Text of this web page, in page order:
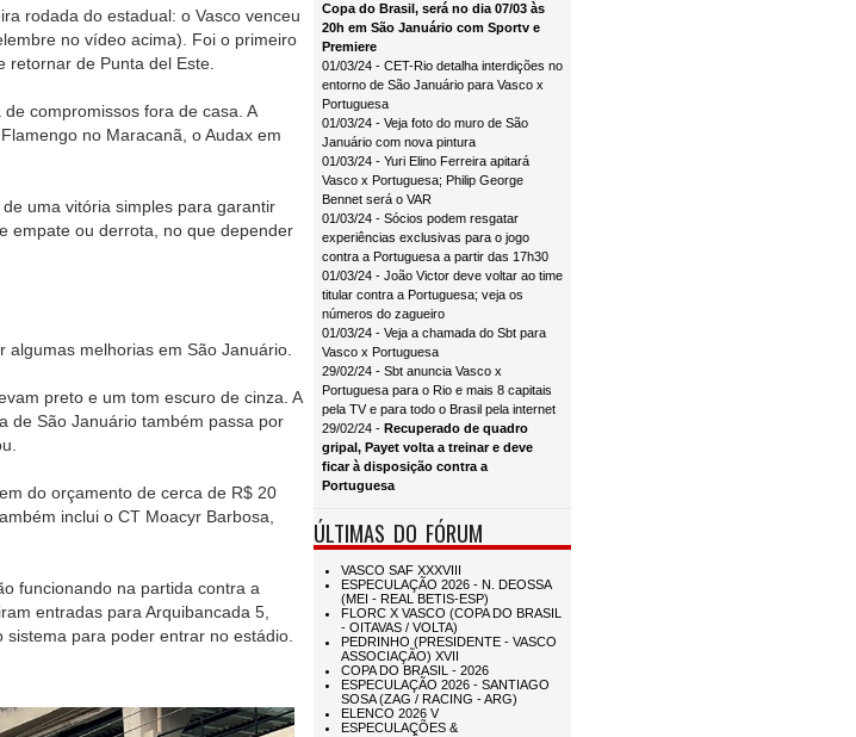
rodada do estadual: o Vasco venceu
no vídeo acima). Foi o primeiro
retornar de Punta del Este.
compromissos fora de casa. A
no Maracanã, o Audax em
uma vitória simples para garantir
empate ou derrota, no que depender
melhorias em São Januário.
preto e um tom escuro de cinza. A
de São Januário também passa por
do orçamento de cerca de R$ 20
inclui o CT Moacyr Barbosa,
funcionando na partida contra a
entradas para Arquibancada 5,
para poder entrar no estádio.
Copa do Brasil, será no dia 07/03 às
20h em São Januário com Sportv e
Premiere
01/03/24 - CET-Rio detalha interdições no
entorno de São Januário para Vasco x
Portuguesa
01/03/24 - Veja foto do muro de São
Januário com nova pintura
01/03/24 - Yuri Elino Ferreira apitará
Vasco x Portuguesa; Philip George
Bennet será o VAR
01/03/24 - Sócios podem resgatar
experiências exclusivas para o jogo
contra a Portuguesa a partir das 17h30
01/03/24 - João Victor deve voltar ao time
titular contra a Portuguesa; veja os
números do zagueiro
01/03/24 - Veja a chamada do Sbt para
Vasco x Portuguesa
29/02/24 - Sbt anuncia Vasco x
Portuguesa para o Rio e mais 8 capitais
pela TV e para todo o Brasil pela internet
29/02/24 - Recuperado de quadro
gripal, Payet volta a treinar e deve
ficar à disposição contra a
Portuguesa
ÚLTIMAS DO FÓRUM